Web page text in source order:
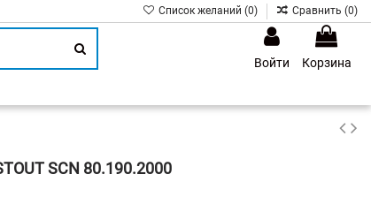
Список желаний (0) Сравнить (0)
Войти
Корзина
SCN 80.190.2000